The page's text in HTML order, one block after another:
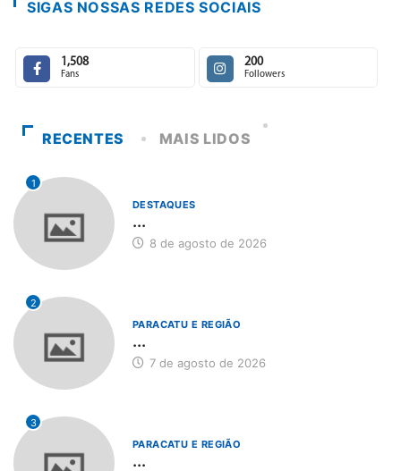
SIGAS NOSSAS REDES SOCIAIS
1,508
Fans
200
Followers
RECENTES MAIS LIDOS
1
DESTAQUES
...
8 de agosto de 2026
2
PARACATU E REGIÃO
...
7 de agosto de 2026
3
PARACATU E REGIÃO
...